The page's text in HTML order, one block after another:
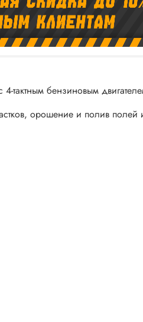
тактным бензиновым
орошение и полив полей